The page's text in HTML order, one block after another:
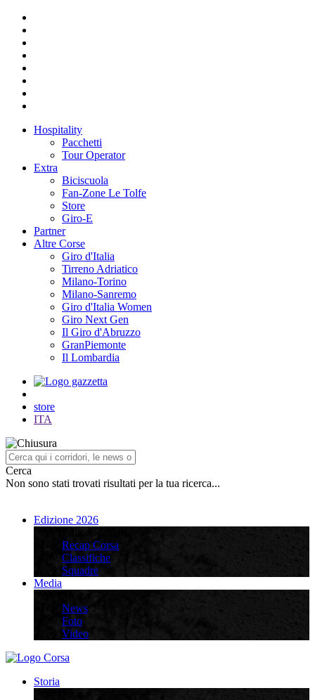
Hospitality
Pacchetti
Tour Operator
Extra
Biciscuola
Fan-Zone Le Tolfe
Store
Giro-E
Partner
Altre Corse
Giro d'Italia
Tirreno Adriatico
Milano-Torino
Milano-Sanremo
Giro d'Italia Women
Giro Next Gen
Il Giro d'Abruzzo
GranPiemonte
Il Lombardia
store
ITA
Cerca
Non sono stati trovati risultati per la tua ricerca...
Edizione 2026
Recap Corsa
Classifiche
Squadre
Media
News
Foto
Video
Storia